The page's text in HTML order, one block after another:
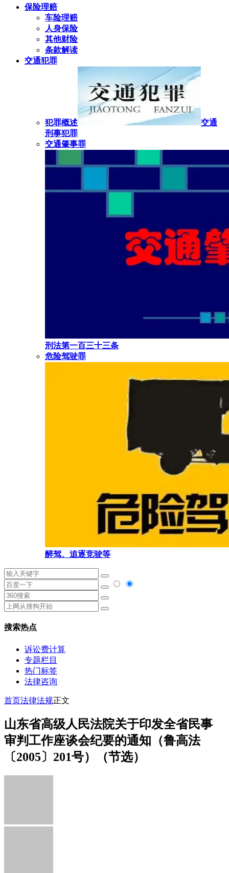
保险理赔
车险理赔
人身保险
其他财险
条款解读
交通犯罪
犯罪概述
交通
刑事犯罪
交通肇事罪
刑法第一百三十三条
危险驾驶罪
醉驾、追逐竞驶等
搜索热点
诉讼费计算
专题栏目
热门标签
法律咨询
首页法律法规正文
山东省高级人民法院关于印发全省民事
审判工作座谈会纪要的通知（鲁高法
〔2005〕201号）（节选）